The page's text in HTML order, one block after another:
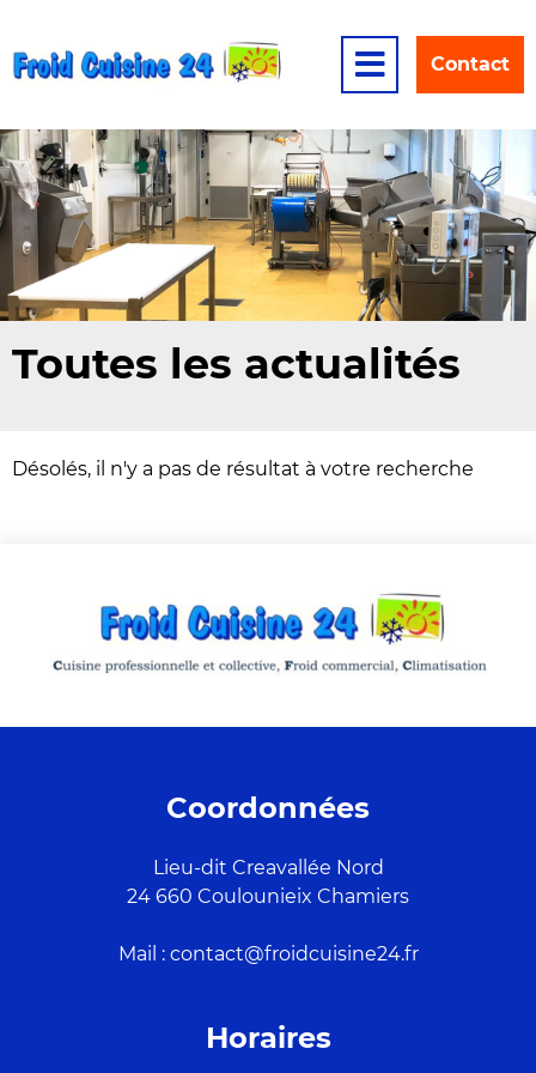
Contact
Toutes les actualités
Désolés, il n'y a pas de résultat à votre recherche
Coordonnées
Lieu-dit Creavallée Nord
24 660 Coulounieix Chamiers
Mail : contact@froidcuisine24.fr
Horaires